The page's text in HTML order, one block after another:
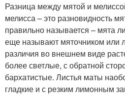
Разница между мятой и
мелисса – это разновидность
правильно называется – мята
еще называют мяточником или
различия во внешнем виде
более светлые, с обратной
бархатистые. Листья маты
гладкие и с резким лимонным